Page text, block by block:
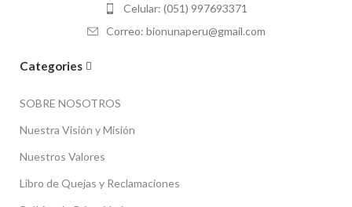
Celular: (051) 997693371
Correo: bionunaperu@gmail.com
Categories
SOBRE NOSOTROS
Nuestra Visión y Misión
Nuestros Valores
Libro de Quejas y Reclamaciones